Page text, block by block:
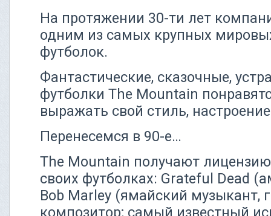
На протяжении 30-ти лет
одним из самых крупных
футболок.
Фантастические, сказочные,
футболки The Mountain
выражать свой стиль,
Перенесемся в 90-е…
The Mountain получают
своих футболках: Grateful Dead
Bob Marley (ямайский музыкант,
композитор; самый известный